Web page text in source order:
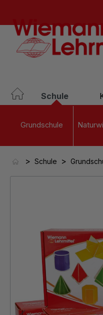
Schule
Grundschule
> Schule >